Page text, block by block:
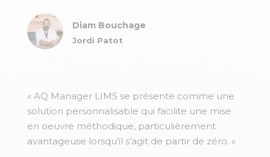
Diam Bouchage
Jordi Patot
« AQ Manager LIMS se présente comme une
solution personnalisable qui facilite une mise
en oeuvre méthodique, particulièrement
avantageuse lorsqu’il s’agit de partir de zéro. »